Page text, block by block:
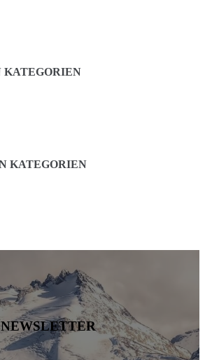
KATEGORIEN
NEWSLETTER